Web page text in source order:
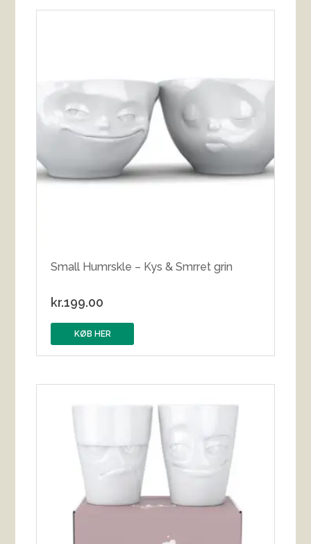
Small Humrskle – Kys & Smrret grin
kr.199.00
KØB HER